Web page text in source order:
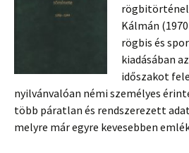
Kálmán
rögbis és
kiadásában
időszakot
nyilvánvalóan némi személyes
több páratlan és rendszerezett
melyre már egyre kevesebben